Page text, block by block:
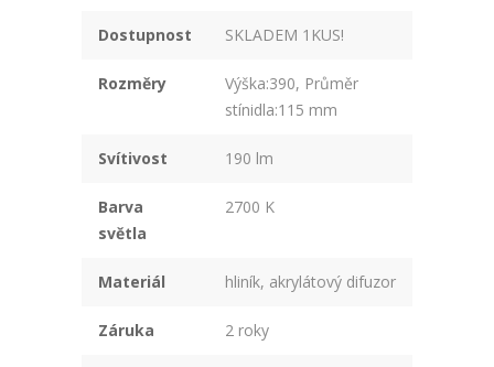
Dostupnost SKLADEM 1KUS!
Rozměry
Výška:390, Průměr
stínidla:115 mm
Svítivost 190 lm
Barva
světla
2700 K
Materiál hliník, akrylátový difuzor
Záruka 2 roky